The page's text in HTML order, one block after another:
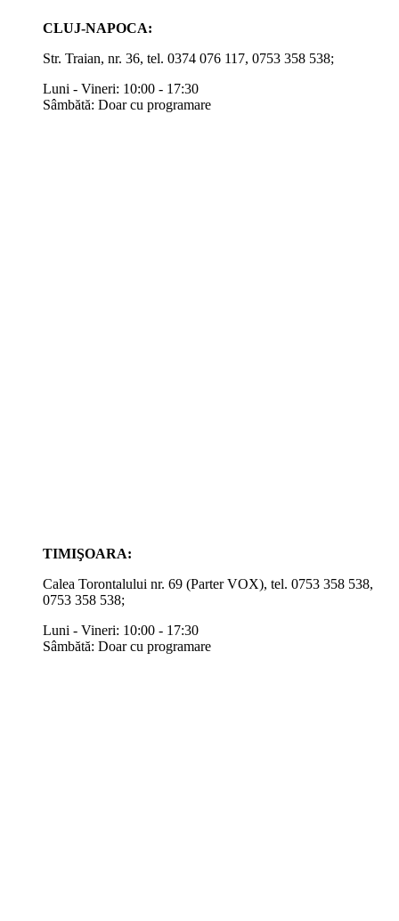
CLUJ-NAPOCA:
Str. Traian, nr. 36, tel. 0374 076 117, 0753 358 538;
Luni - Vineri: 10:00 - 17:30
Sâmbătă: Doar cu programare
TIMIŞOARA:
Calea Torontalului nr. 69 (Parter VOX), tel. 0753 358 538,
0753 358 538;
Luni - Vineri: 10:00 - 17:30
Sâmbătă: Doar cu programare